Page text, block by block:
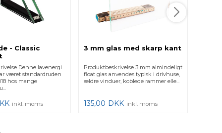
- Classic
Denne lavenergi
været standardruden
hos mange
inkl. moms
3 mm glas med skarp kant
Produktbeskrivelse 3 mm almindeligt
float glas anvendes typisk i drivhuse,
ældre vinduer, koblede rammer elle...
135,00 DKK inkl. moms